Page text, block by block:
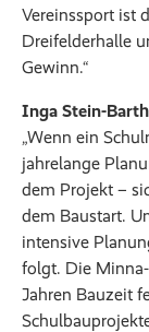
Vereinssport ist
Dreifelderhalle
Gewinn.“
Inga Stein-
„Wenn ein
jahrelange
dem Projekt –
dem Baustart.
intensive
folgt. Die
Jahren Bauzeit